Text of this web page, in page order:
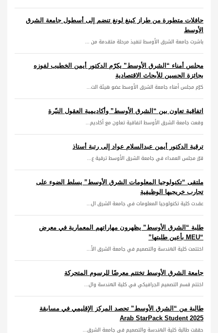
حافلات متطورة من طراز كينغ لونغ تنضم إلى أسطول جامعة الشرق
الأوسط
باشرت جامعة الشرق الأوسط تنفيذ مرحلة متقدمة من ...
مجلس أمناء “الشرق الأوسط” يكرّم الدكتور أيمن الخطيب لفوزه
بجائزة الحسين للأبحاث الاقتصادية
كرّم مجلس أمناء جامعة الشرق الأوسط عضو هيئة الت...
اتفاقية تعاون بين “الشرق الأوسط” وأكاديمية العقول النيّرة
وقعت جامعة الشرق الأوسط اتفاقية تعاون مع أكاديم...
ترقية الدكتور أيمن عبدالسلام عواد إلى رتبة أستاذ
قرّر مجلس العمداء في جامعة الشرق الأوسط ترقية ع...
ملتقى “تكنولوجيا المعلومات الشرق الأوسط” يسلط الضوء على
تجارب خريجيها الوظيفية
عقدت كلية تكنولوجيا المعلومات في جامعة الشرق ال...
طلبة “الشرق الأوسط” يظهرون مهاراتهم المعمارية في معرض
“MEU بأعين طلبتها”
اختتمت كلية الهندسة والتصميم في جامعة الشرق الأ...
جامعة الشرق الأوسط تختتم معرضًا للرسوم المتحركة
اختتم قسم التصميم الجرافيكي في كلية الهندسة وال...
طالبة من “الشرق الأوسط” تحصد المركز الإقليمي في مسابقة
Arab StarPack Student 2025
حققت طالبة كلية الهندسة والتصميم في جامعة الشرق...